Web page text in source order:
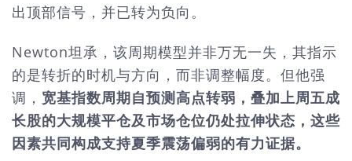
出顶部信号，并已转为负向。
Newton坦承，该周期模型并非万无一失，其指示
的是转折的时机与方向，而非调整幅度。但他强
调， 宽基指数周期自预测高点转弱，叠加上周五成
长股的大规模平仓及市场仓位仍处拉伸状态，这些
因素共同构成支持夏季震荡偏弱的有力证据。